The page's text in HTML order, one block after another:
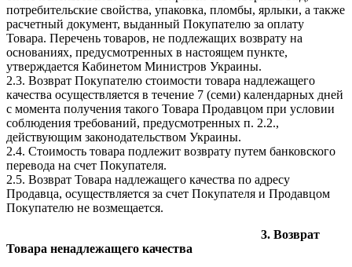
потребительские свойства, упаковка, пломбы, ярлыки, а также
расчетный документ, выданный Покупателю за оплату
Товара. Перечень товаров, не подлежащих возврату на
основаниях, предусмотренных в настоящем пункте,
утверждается Кабинетом Министров Украины.
2.3. Возврат Покупателю стоимости товара надлежащего
качества осуществляется в течение 7 (семи) календарных дней
с момента получения такого Товара Продавцом при условии
соблюдения требований, предусмотренных п. 2.2.,
действующим законодательством Украины.
2.4. Стоимость товара подлежит возврату путем банковского
перевода на счет Покупателя.
2.5. Возврат Товара надлежащего качества по адресу
Продавца, осуществляется за счет Покупателя и Продавцом
Покупателю не возмещается.
3. Возврат
Товара ненадлежащего качества